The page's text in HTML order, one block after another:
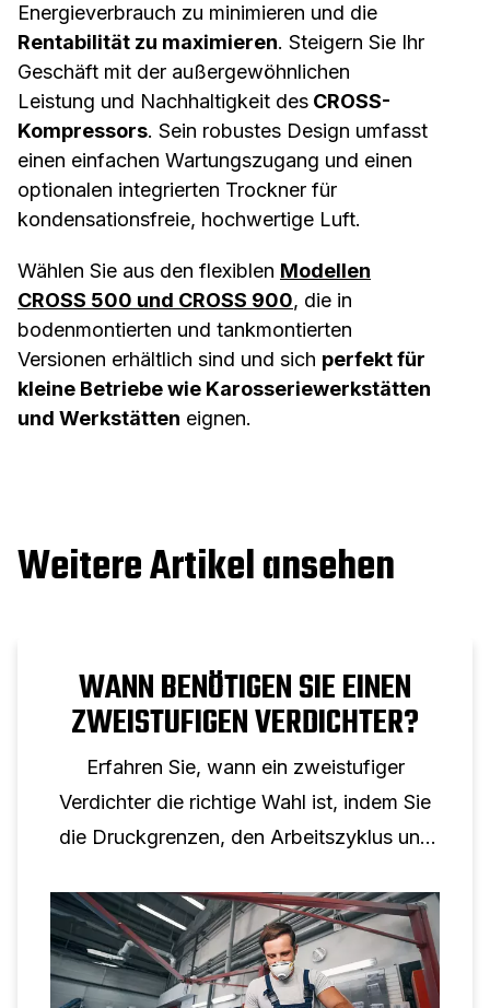
Energieverbrauch zu minimieren und die
Rentabilität zu maximieren. Steigern Sie Ihr
Geschäft mit der außergewöhnlichen
Leistung und Nachhaltigkeit des CROSS-
Kompressors. Sein robustes Design umfasst
einen einfachen Wartungszugang und einen
optionalen integrierten Trockner für
kondensationsfreie, hochwertige Luft.
Wählen Sie aus den flexiblen Modellen
CROSS 500 und CROSS 900, die in
bodenmontierten und tankmontierten
Versionen erhältlich sind und sich perfekt für
kleine Betriebe wie Karosseriewerkstätten
und Werkstätten eignen.
Weitere Artikel ansehen
WANN BENÖTIGEN SIE EINEN
ZWEISTUFIGEN VERDICHTER?
Erfahren Sie, wann ein zweistufiger
Verdichter die richtige Wahl ist, indem Sie
die Druckgrenzen, den Arbeitszyklus und